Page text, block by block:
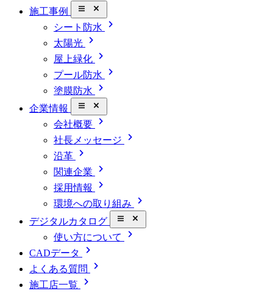
施工事例 close_small
シート防水 chevron_right
太陽光 chevron_right
屋上緑化 chevron_right
プール防水 chevron_right
塗膜防水 chevron_right
企業情報 close_small
会社概要 chevron_right
社長メッセージ chevron_right
沿革 chevron_right
関連企業 chevron_right
採用情報 chevron_right
環境への取り組み chevron_right
デジタルカタログ close_small
使い方について chevron_right
CADデータ chevron_right
よくある質問 chevron_right
施工店一覧
chevron_right